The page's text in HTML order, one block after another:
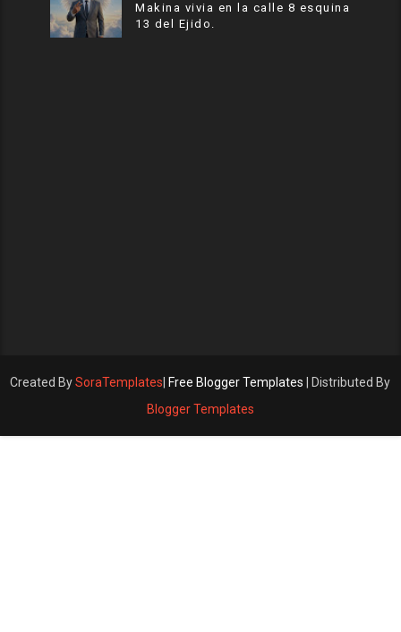
Makina vivia en la calle 8 esquina
13 del Ejido.
Created BySoraTemplates Free Blogger Templates | Distributed By
Blogger Templates